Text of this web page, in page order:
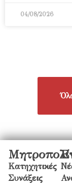
04/08/2026
Κατηχητικές
Συνάξεις